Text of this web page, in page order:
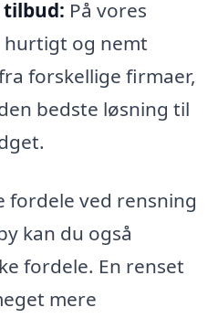
På vores
og nemt
forskellige firmaer,
bedste løsning til
fordele ved rensning
kan du også
fordele. En renset
mere